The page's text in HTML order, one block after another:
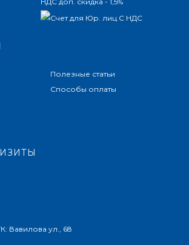
Полезные статьи
Способы оплаты
Вавилова ул., 68